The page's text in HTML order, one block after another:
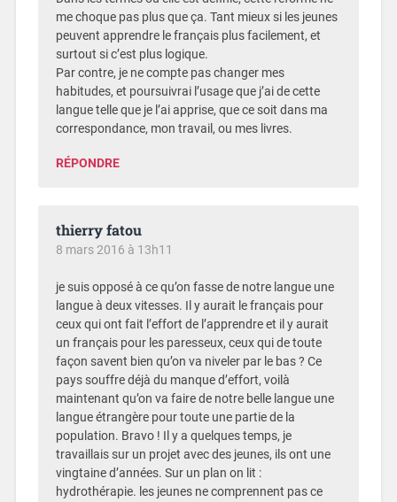
me choque pas plus que ça. Tant mieux si les jeunes
peuvent apprendre le français plus facilement, et
surtout si c’est plus logique.
Par contre, je ne compte pas changer mes
habitudes, et poursuivrai l’usage que j’ai de cette
langue telle que je l’ai apprise, que ce soit dans ma
correspondance, mon travail, ou mes livres.
RÉPONDRE
thierry fatou
8 mars 2016 à 13h11
je suis opposé à ce qu’on fasse de notre langue une
langue à deux vitesses. Il y aurait le français pour
ceux qui ont fait l’effort de l’apprendre et il y aurait
un français pour les paresseux, ceux qui de toute
façon savent bien qu’on va niveler par le bas ? Ce
pays souffre déjà du manque d’effort, voilà
maintenant qu’on va faire de notre belle langue une
langue étrangère pour toute une partie de la
population. Bravo ! Il y a quelques temps, je
travaillais sur un projet avec des jeunes, ils ont une
vingtaine d’années. Sur un plan on lit :
hydrothérapie. les jeunes ne comprennent pas ce